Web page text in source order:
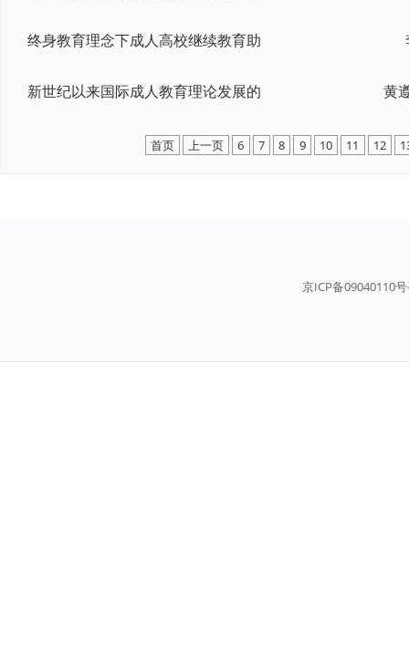
终身教育理念下成人高校继续教育助
新世纪以来国际成人教育理论发展的
首页 上一页 6 7 8 9 10 11 12
京ICP备09040110